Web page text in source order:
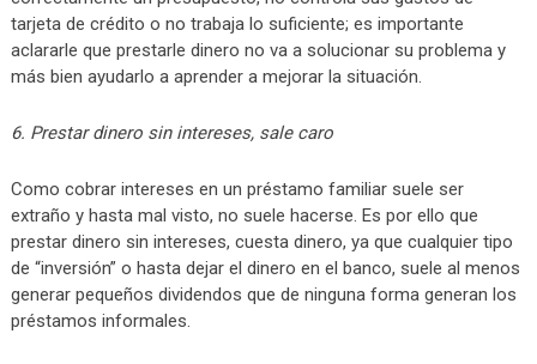
tarjeta de crédito o no trabaja lo suficiente; es importante
aclararle que prestarle dinero no va a solucionar su problema y
más bien ayudarlo a aprender a mejorar la situación.
6. Prestar dinero sin intereses, sale caro
Como cobrar intereses en un préstamo familiar suele ser
extraño y hasta mal visto, no suele hacerse. Es por ello que
prestar dinero sin intereses, cuesta dinero, ya que cualquier tipo
de “inversión” o hasta dejar el dinero en el banco, suele al menos
generar pequeños dividendos que de ninguna forma generan los
préstamos informales.